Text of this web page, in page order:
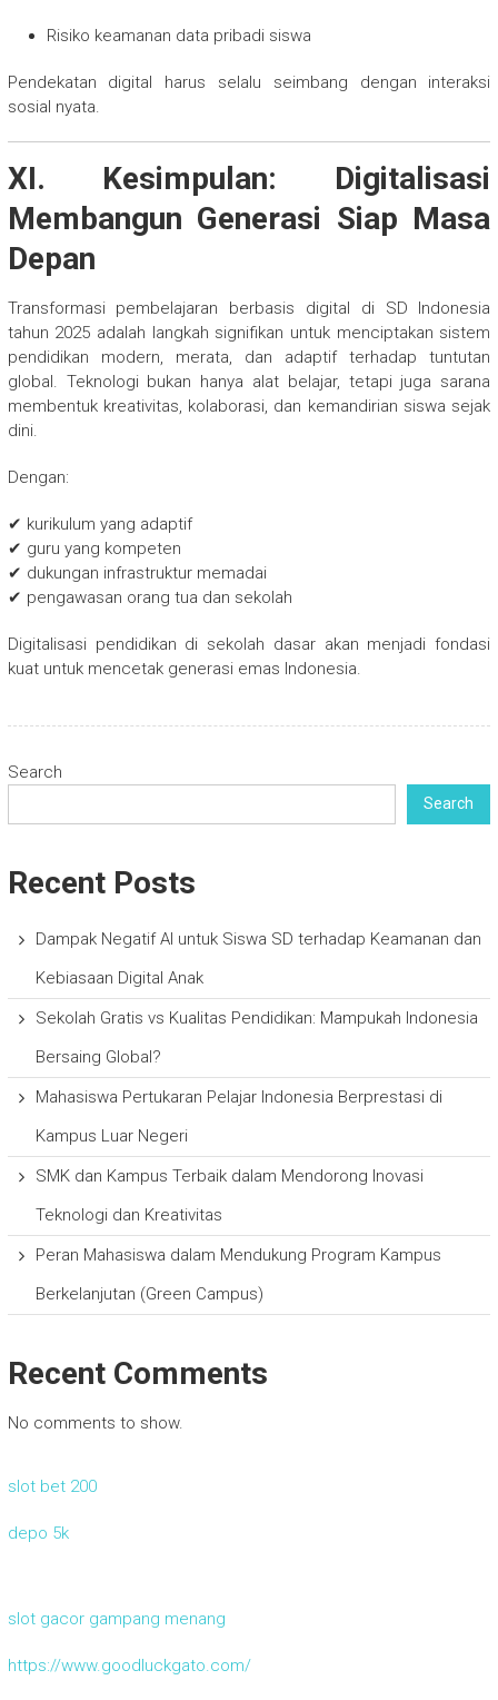
Risiko keamanan data pribadi siswa
Pendekatan digital harus selalu seimbang dengan interaksi
sosial nyata.
XI. Kesimpulan: Digitalisasi
Membangun Generasi Siap Masa
Depan
Transformasi pembelajaran berbasis digital di SD Indonesia
tahun 2025 adalah langkah signifikan untuk menciptakan sistem
pendidikan modern, merata, dan adaptif terhadap tuntutan
global. Teknologi bukan hanya alat belajar, tetapi juga sarana
membentuk kreativitas, kolaborasi, dan kemandirian siswa sejak
dini.
Dengan:
✔ kurikulum yang adaptif
✔ guru yang kompeten
✔ dukungan infrastruktur memadai
✔ pengawasan orang tua dan sekolah
Digitalisasi pendidikan di sekolah dasar akan menjadi fondasi
kuat untuk mencetak generasi emas Indonesia.
Search
Search
Recent Posts
Dampak Negatif AI untuk Siswa SD terhadap Keamanan dan
Kebiasaan Digital Anak
Sekolah Gratis vs Kualitas Pendidikan: Mampukah Indonesia
Bersaing Global?
Mahasiswa Pertukaran Pelajar Indonesia Berprestasi di
Kampus Luar Negeri
SMK dan Kampus Terbaik dalam Mendorong Inovasi
Teknologi dan Kreativitas
Peran Mahasiswa dalam Mendukung Program Kampus
Berkelanjutan (Green Campus)
Recent Comments
No comments to show.
slot bet 200
depo 5k
slot gacor gampang menang
https://www.goodluckgato.com/